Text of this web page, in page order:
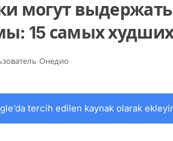
могут
15 самых
Онедио
tercih edilen kaynak olarak